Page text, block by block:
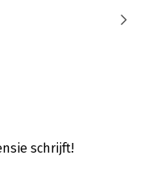
schrijft!